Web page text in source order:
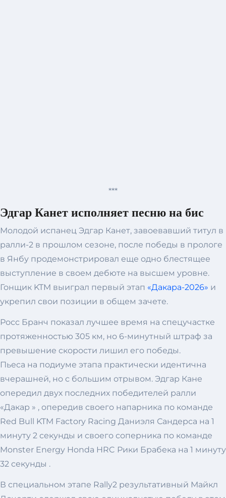
***
Эдгар Канет исполняет песню на бис
Молодой испанец Эдгар Канет, завоевавший титул в
ралли-2 в прошлом сезоне, после победы в прологе
в Янбу продемонстрировал еще одно блестящее
выступление в своем дебюте на высшем уровне.
Гонщик KTM выиграл первый этап «Дакара-2026» и
укрепил свои позиции в общем зачете.
Росс Бранч показал лучшее время на спецучастке
протяженностью 305 км, но 6-минутный штраф за
превышение скорости лишил его победы.
Пьеса на подиуме этапа практически идентична
вчерашней, но с большим отрывом. Эдгар Кане
опередил двух последних победителей ралли
«Дакар » , опередив своего напарника по команде
Red Bull KTM Factory Racing Даниэля Сандерса на 1
минуту 2 секунды и своего соперника по команде
Monster Energy Honda HRC Рики Брабека на 1 минуту
32 секунды .
В специальном этапе Rally2 результативный Майкл